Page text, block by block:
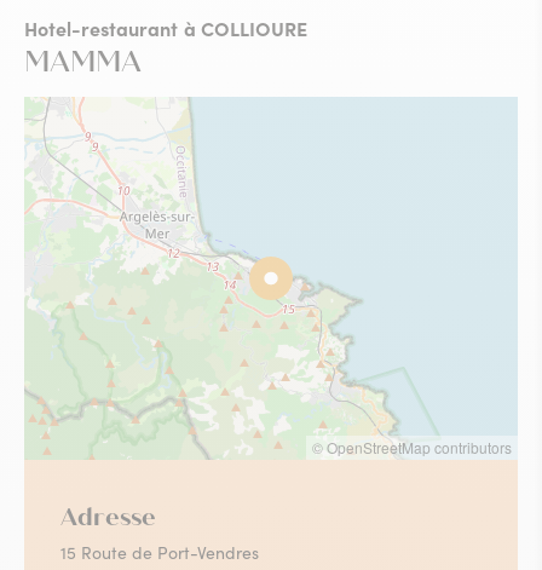
Hotel-restaurant à COLLIOURE
MAMMA
© OpenStreetMap contributors
Adresse
15 Route de Port-Vendres